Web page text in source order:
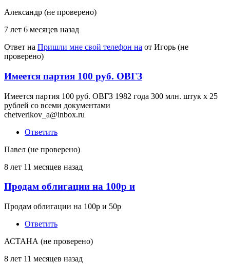
Александр (не проверено)
7 лет 6 месяцев назад
Ответ на Пришли мне свой телефон на от Игорь (не
проверено)
Имеется партия 100 руб. ОВГЗ
Имеется партия 100 руб. ОВГЗ 1982 года 300 млн. штук х 25
рублей со всеми документами
chetverikov_a@inbox.ru
Ответить
Павел (не проверено)
8 лет 11 месяцев назад
Продам облигации на 100р и
Продам облигации на 100р и 50р
Ответить
АСТАНА (не проверено)
8 лет 11 месяцев назад